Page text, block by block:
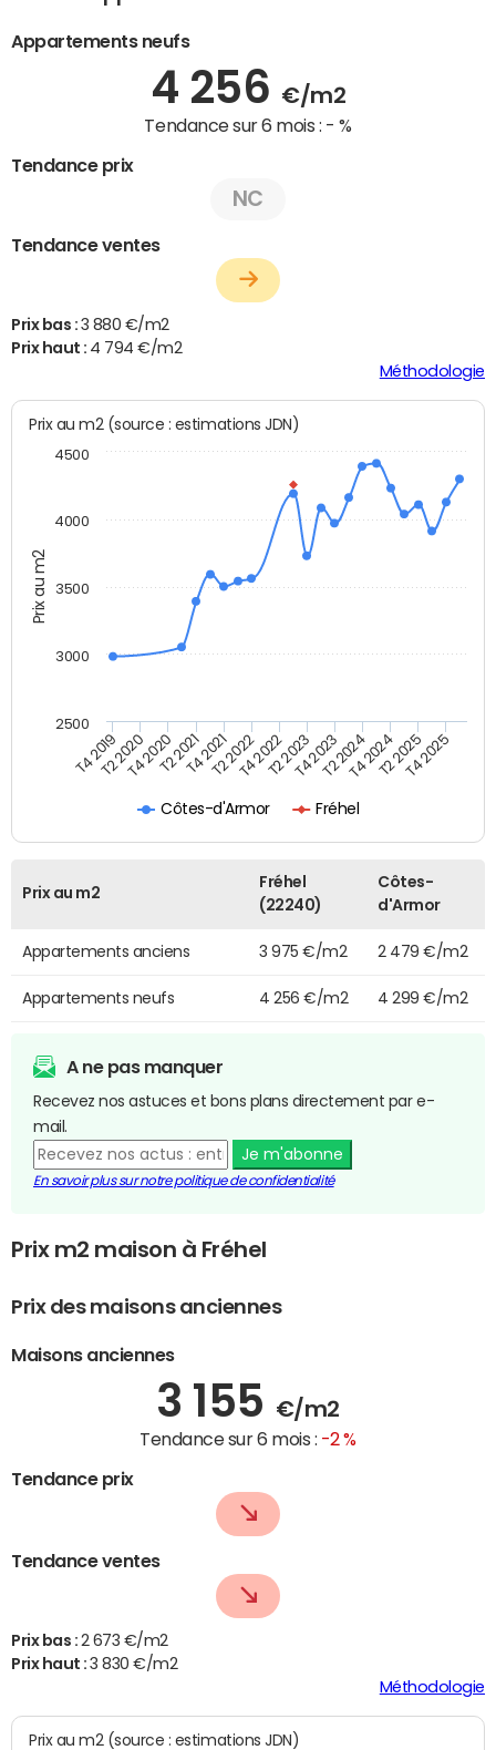
Appartements neufs
4 256 €/m2
Tendance sur 6 mois : - %
Tendance prix
NC
Tendance ventes
Prix bas : 3 880 €/m2
Prix haut : 4 794 €/m2
Méthodologie
Prix au m2
Prix au m2 (source : estimations JDN)
Côtes-d'Armor Fréhel
T4 2019T2 2020T4 2020T2 2021T4 2021T2 2022T4 2022T2 2023T4 2023T2 2024T4 2024T2 2025T4 2025
2500
3000
3500
4000
4500
Prix au m2
Fréhel
(22240)
Côtes-
d'Armor
Appartements anciens 3 975 €/m2 2 479 €/m2
Appartements neufs 4 256 €/m2 4 299 €/m2
A ne pas manquer
Recevez nos astuces et bons plans directement par e-
mail.
Je m'abonne
En savoir plus sur notre politique de confidentialité
Prix m2 maison à Fréhel
Prix des maisons anciennes
Maisons anciennes
3 155 €/m2
Tendance sur 6 mois : -2 %
Tendance prix
Tendance ventes
Prix bas : 2 673 €/m2
Prix haut :3 830 €/m2
Méthodologie
Prix au m2 (source : estimations JDN)